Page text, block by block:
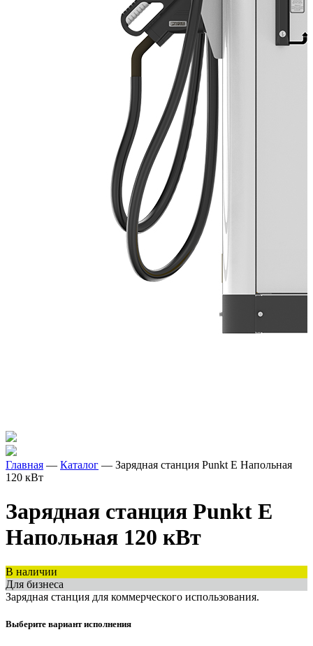
Главная — Каталог — Зарядная станция Punkt E Напольная
120 кВт
Зарядная станция Punkt E
Напольная 120 кВт
В наличии
Для бизнеса
Зарядная станция для коммерческого использования.
Выберите вариант исполнения